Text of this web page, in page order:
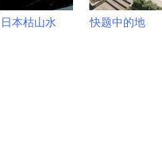
日本枯山水
快题中的地